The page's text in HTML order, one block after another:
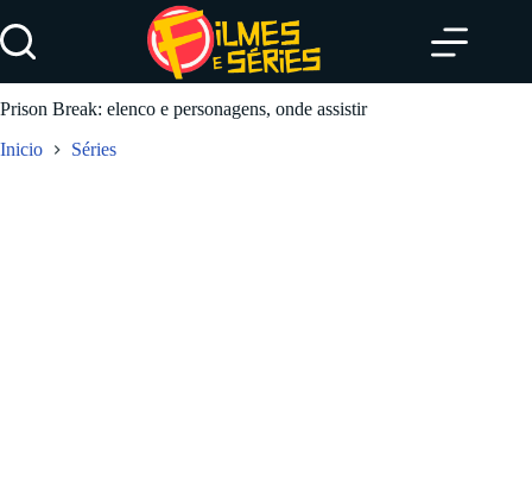
para
o
Prison Break: elenco e personagens, onde assistir
Inicio Séries